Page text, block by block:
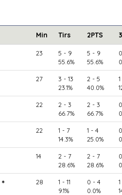
Min Tirs 2PTS
23
5 - 9
55.6%
5 - 9
55.6%
27
3 - 13
23.1%
2 - 5
40.0%
22
2 - 3
66.7%
2 - 3
66.7%
22
1 - 7
14.3%
1 - 4
25.0%
14
2 - 7
28.6%
2 - 7
28.6%
* 28
1 - 11
9.1%
0 - 4
0.0%